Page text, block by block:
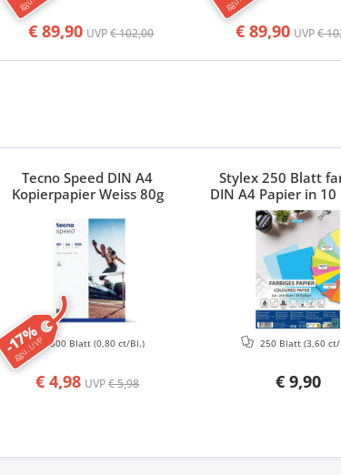
€ 89,90 UVP€ 102,00 € 89,90 UVP€
-17%
ggü. UVP
Tecno Speed DIN A4
Kopierpapier Weiss 80g
€ 4,98 UVP€ 5,98
500 Blatt (0,80 ct/Bl.)
Stylex 250 Blatt
DIN A4 Papier in 10
€ 9,90
250 Blatt(3,60